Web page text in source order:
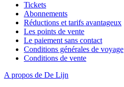
Tickets
Abonnements
Réductions et tarifs avantageux
Les points de vente
Le paiement sans contact
Conditions générales de voyage
Conditions de vente
A propos de De Lijn